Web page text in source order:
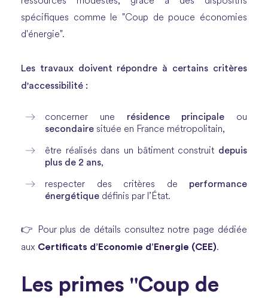
spécifiques comme le "Coup de pouce économies
d'énergie".
Les travaux doivent répondre à certains critères
d'accessibilité :
concerner une résidence principale ou
secondaire située en France métropolitain,
être réalisés dans un bâtiment construit depuis
plus de 2 ans,
respecter des critères de performance
énergétique définis par l’État.
👉 Pour plus de détails consultez notre page dédiée
aux Certificats d’Economie d’Energie (CEE).
Les primes "Coup de